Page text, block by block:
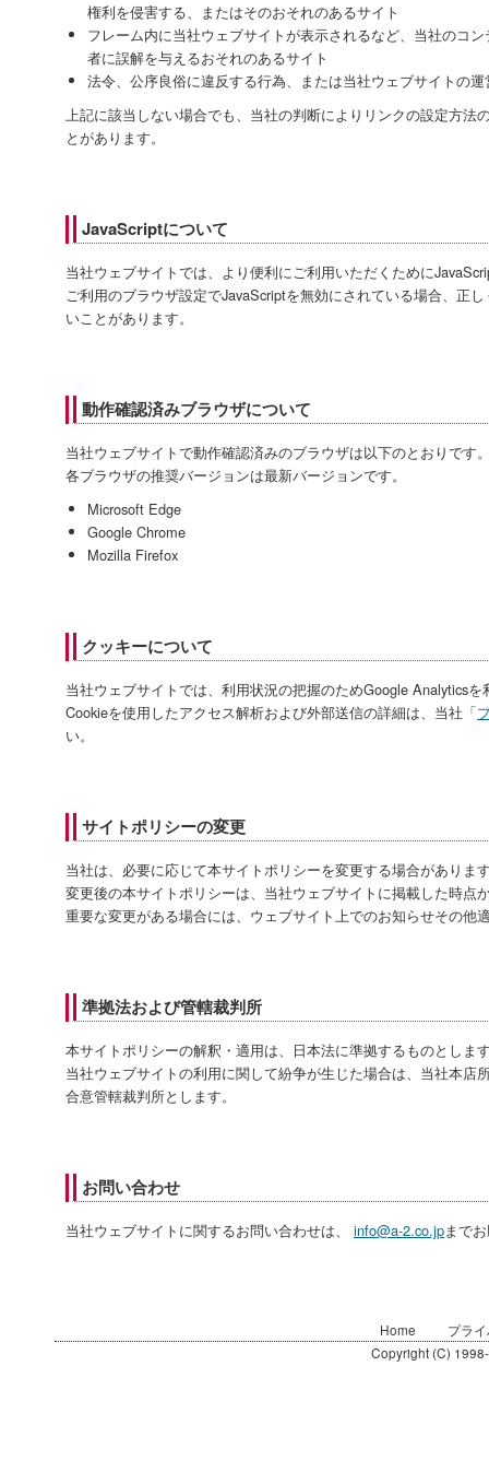
権利を侵害する、またはそのおそれのあるサイト
フレーム内に当社ウェブサイトが表示されるなど、当社のコ
者に誤解を与えるおそれのあるサイト
法令、公序良俗に違反する行為、または当社ウェブサイトの
上記に該当しない場合でも、当社の判断によりリンクの設定方法
とがあります。
JavaScriptについて
当社ウェブサイトでは、より便利にご利用いただくために
ご利用のブラウザ設定でJavaScriptを無効にされている場合、正
いことがあります。
動作確認済みブラウザについて
当社ウェブサイトで動作確認済みのブラウザは以下のとおりです
各ブラウザの推奨バージョンは最新バージョンです。
Microsoft Edge
Google Chrome
Mozilla Firefox
クッキーについて
当社ウェブサイトでは、利用状況の把握のためGoogle Analyticsを
Cookieを使用したアクセス解析および外部送信の詳細は、当社「
い。
サイトポリシーの変更
当社は、必要に応じて本サイトポリシーを変更する場合がありま
変更後の本サイトポリシーは、当社ウェブサイトに掲載した時点
重要な変更がある場合には、ウェブサイト上でのお知らせその他
準拠法および管轄裁判所
本サイトポリシーの解釈・適用は、日本法に準拠するものとしま
当社ウェブサイトの利用に関して紛争が生じた場合は、当社本店
合意管轄裁判所とします。
お問い合わせ
当社ウェブサイトに関するお問い合わせは、 info@a-2.co.jpまで
Home
プラ
Copyright (C)